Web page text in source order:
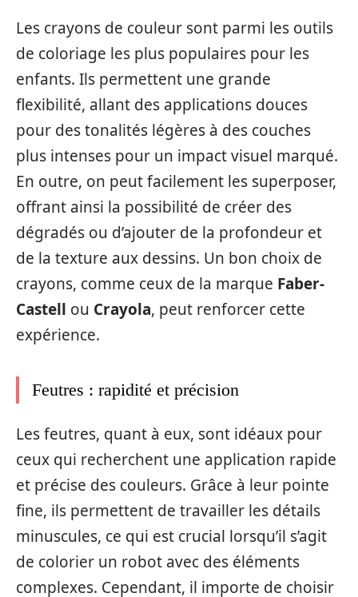
Les crayons de couleur sont parmi les outils
de coloriage les plus populaires pour les
enfants. Ils permettent une grande
flexibilité, allant des applications douces
pour des tonalités légères à des couches
plus intenses pour un impact visuel marqué.
En outre, on peut facilement les superposer,
offrant ainsi la possibilité de créer des
dégradés ou d’ajouter de la profondeur et
de la texture aux dessins. Un bon choix de
crayons, comme ceux de la marque Faber-
Castell ou Crayola, peut renforcer cette
expérience.
Feutres : rapidité et précision
Les feutres, quant à eux, sont idéaux pour
ceux qui recherchent une application rapide
et précise des couleurs. Grâce à leur pointe
fine, ils permettent de travailler les détails
minuscules, ce qui est crucial lorsqu’il s’agit
de colorier un robot avec des éléments
complexes. Cependant, il importe de choisir